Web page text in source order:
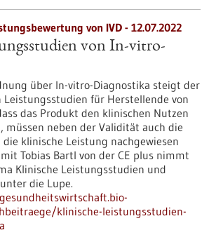
von IVD - 12.07.2022
von In-vitro-
über In-vitro-Diagnostika steigt der
Leistungsstudien für Herstellende von
das Produkt den klinischen Nutzen
neben der Validität auch die
klinische Leistung nachgewiesen
Tobias Bartl von der CE plus nimmt
Klinische Leistungsstudien und
die Lupe.
klinische-leistungsstudien-